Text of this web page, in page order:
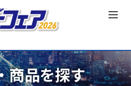
商品を探す